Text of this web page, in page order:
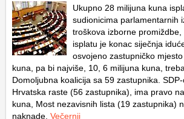
Ukupno 28 milijuna kuna
sudionicima parlamentarnih
troškova izborne promiždbe,
isplatu je konac siječnja
osvojeno zastupničko mjesto
kuna, pa bi najviše, 10, 6 milijuna kuna,
Domoljubna koalicija sa 59 zastupnika.
Hrvatska raste (56 zastupnika), ima pravo
kuna, Most nezavisnih lista (19 zastupnika)
naknade. Večernji